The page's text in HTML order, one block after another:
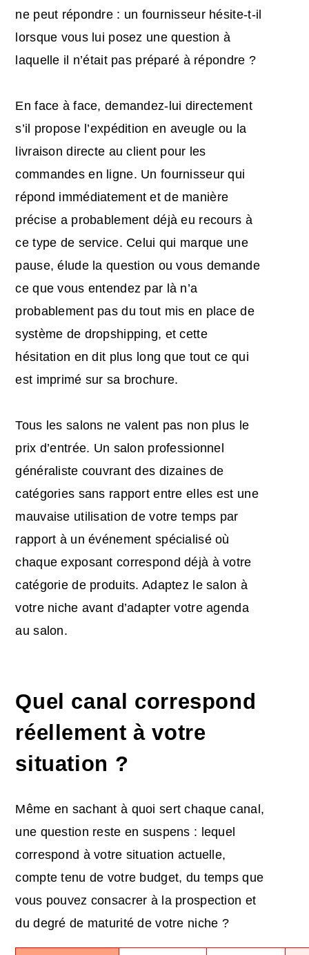
ne peut répondre : un fournisseur hésite-t-il
lorsque vous lui posez une question à
laquelle il n’était pas préparé à répondre ?
En face à face, demandez-lui directement
s’il propose l’expédition en aveugle ou la
livraison directe au client pour les
commandes en ligne. Un fournisseur qui
répond immédiatement et de manière
précise a probablement déjà eu recours à
ce type de service. Celui qui marque une
pause, élude la question ou vous demande
ce que vous entendez par là n’a
probablement pas du tout mis en place de
système de dropshipping, et cette
hésitation en dit plus long que tout ce qui
est imprimé sur sa brochure.
Tous les salons ne valent pas non plus le
prix d’entrée. Un salon professionnel
généraliste couvrant des dizaines de
catégories sans rapport entre elles est une
mauvaise utilisation de votre temps par
rapport à un événement spécialisé où
chaque exposant correspond déjà à votre
catégorie de produits. Adaptez le salon à
votre niche avant d’adapter votre agenda
au salon.
Quel canal correspond
réellement à votre
situation ?
Même en sachant à quoi sert chaque canal,
une question reste en suspens : lequel
correspond à votre situation actuelle,
compte tenu de votre budget, du temps que
vous pouvez consacrer à la prospection et
du degré de maturité de votre niche ?